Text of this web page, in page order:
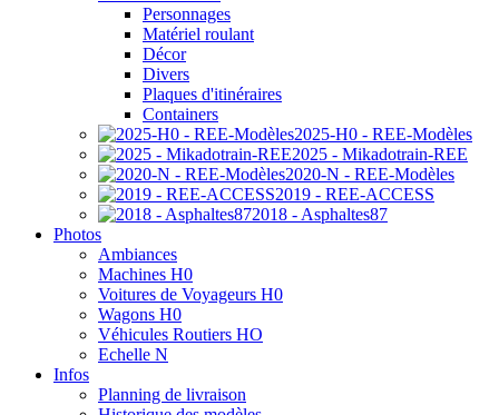
Personnages
Matériel roulant
Décor
Divers
Plaques d'itinéraires
Containers
2025-H0 - REE-Modèles
2025 - Mikadotrain-REE
2020-N - REE-Modèles
2019 - REE-ACCESS
2018 - Asphaltes87
Photos
Ambiances
Machines H0
Voitures de Voyageurs H0
Wagons H0
Véhicules Routiers HO
Echelle N
Infos
Planning de livraison